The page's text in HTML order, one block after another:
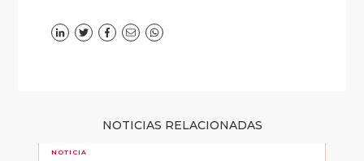
NOTICIAS RELACIONADAS
NOTICIA